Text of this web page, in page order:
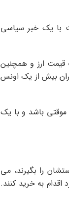
با یک خبر سیاسی
ارز و همچنین
بیش از یک اونس
باشد و با یک
را بگیرند، می
اقدام به خرید کنند.